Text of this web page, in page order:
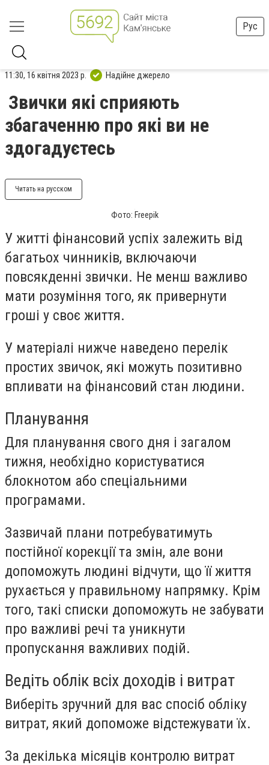
Рус
11:30, 16 квітня 2023 р. Надійне джерело
Звички які сприяють
збагаченню про які ви не
здогадуєтесь
Читать на русском
Фото: Freepik
У житті фінансовий успіх залежить від
багатьох чинників, включаючи
повсякденні звички. Не менш важливо
мати розуміння того, як привернути
гроші у своє життя.
У матеріалі нижче наведено перелік
простих звичок, які можуть позитивно
впливати на фінансовий стан людини.
Планування
Для планування свого дня і загалом
тижня, необхідно користуватися
блокнотом або спеціальними
програмами.
Зазвичай плани потребуватимуть
постійної корекції та змін, але вони
допоможуть людині відчути, що її життя
рухається у правильному напрямку. Крім
того, такі списки допоможуть не забувати
про важливі речі та уникнути
пропускання важливих подій.
Ведіть облік всіх доходів і витрат
Виберіть зручний для вас спосіб обліку
витрат, який допоможе відстежувати їх.
За декілька місяців контролю витрат